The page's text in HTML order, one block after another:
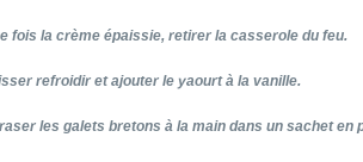
fois la crème épaissie, retirer la casserole du feu.
refroidir et ajouter le yaourt à la vanille.
les galets bretons à la main dans un sachet en